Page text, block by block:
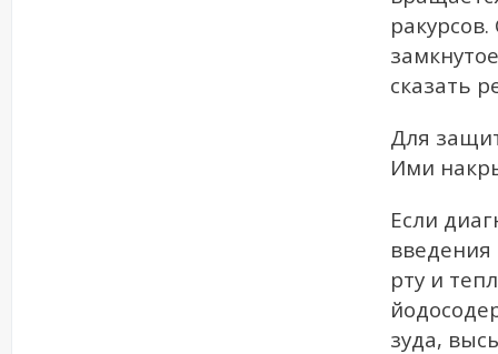
сказать
Для
Ими
Если
введения
рту и
зуда,